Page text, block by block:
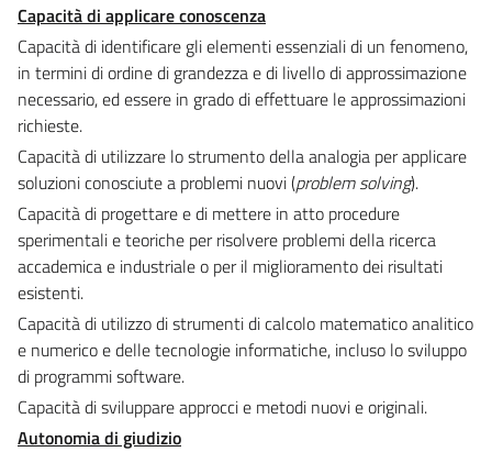
Capacità di applicare conoscenza
Capacità di identificare gli elementi essenziali di un fenomeno,
in termini di ordine di grandezza e di livello di approssimazione
necessario, ed essere in grado di effettuare le approssimazioni
richieste.
Capacità di utilizzare lo strumento della analogia per applicare
soluzioni conosciute a problemi nuovi (problem solving).
Capacità di progettare e di mettere in atto procedure
sperimentali e teoriche per risolvere problemi della ricerca
accademica e industriale o per il miglioramento dei risultati
esistenti.
Capacità di utilizzo di strumenti di calcolo matematico analitico
e numerico e delle tecnologie informatiche, incluso lo sviluppo
di programmi software.
Capacità di sviluppare approcci e metodi nuovi e originali.
Autonomia di giudizio